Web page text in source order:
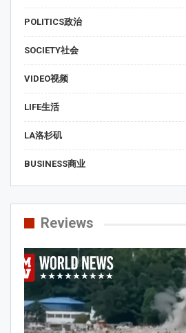
POLITICS政治
SOCIETY社会
VIDEO视频
LIFE生活
LA洛杉矶
BUSINESS商业
Reviews